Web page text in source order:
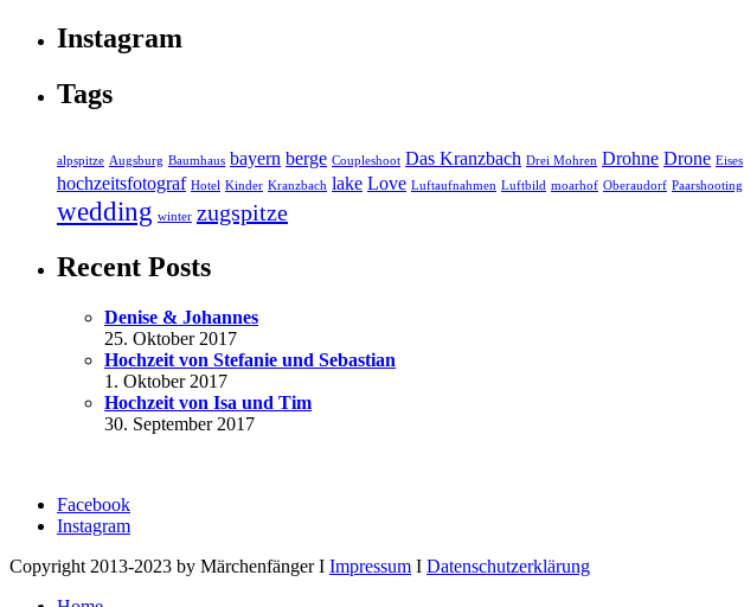
Instagram
Tags
alpspitze Augsburg Baumhaus bayern berge Coupleshoot Das Kranzbach Drei Mohren Drohne Drone Eises
hochzeitsfotograf Hotel Kinder Kranzbach lake Love Luftaufnahmen Luftbild moarhof Oberaudorf Paarshooting
wedding winter zugspitze
Recent Posts
Denise & Johannes
25. Oktober 2017
Hochzeit von Stefanie und Sebastian
1. Oktober 2017
Hochzeit von Isa und Tim
30. September 2017
Facebook
Instagram
Copyright 2013-2023 by Märchenfänger I Impressum I Datenschutzerklärung